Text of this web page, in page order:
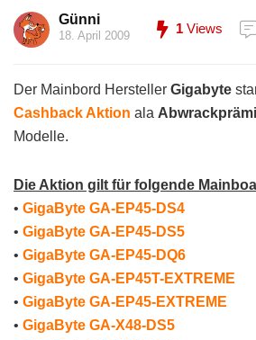
Günni
18. April 2009 1 Views
Der Mainbord Hersteller Gigabyte
Cashback Aktion ala
Modelle.
Die Aktion gilt für folgende
• GigaByte GA-EP45-DS4
• GigaByte GA-EP45-DS5
• GigaByte GA-EP45-DQ6
• GigaByte GA-EP45T-EXTREME
• GigaByte GA-EP45-EXTREME
• GigaByte GA-X48-DS5